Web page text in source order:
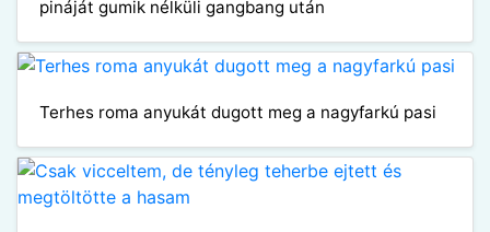
pináját gumik nélküli gangbang után
Terhes roma anyukát dugott meg a nagyfarkú pasi